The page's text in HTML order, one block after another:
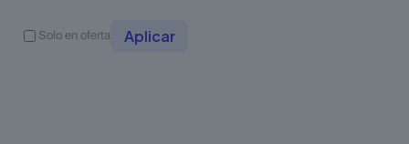
Solo en oferta Aplicar